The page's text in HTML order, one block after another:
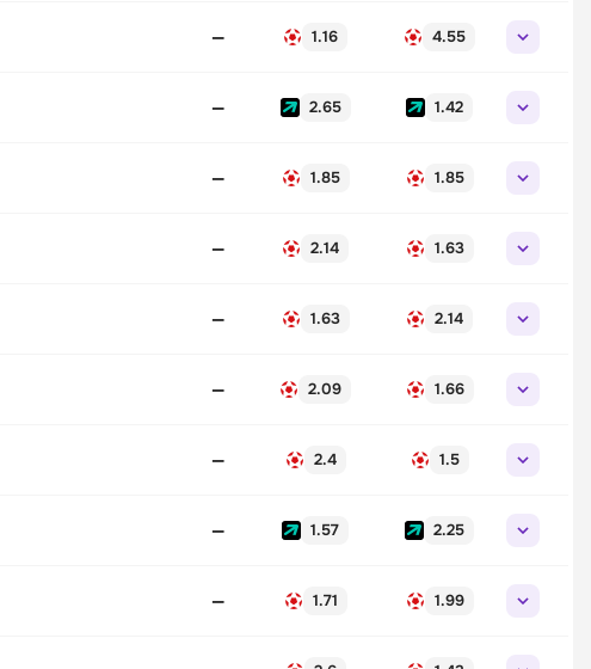
— 1.16 4.55
— 2.65 1.42
— 1.85 1.85
— 2.14 1.63
— 1.63 2.14
— 2.09 1.66
— 2.4 1.5
— 1.57 2.25
— 1.71 1.99